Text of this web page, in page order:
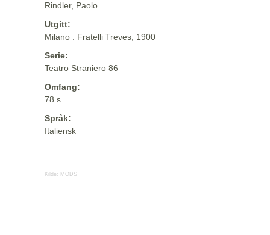
Rindler, Paolo
Utgitt:
Milano : Fratelli Treves, 1900
Serie:
Teatro Straniero 86
Omfang:
78 s.
Språk:
Italiensk
Kilde: MODS